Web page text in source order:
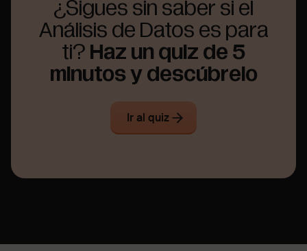
¿Sigues sin saber si el
Análisis de Datos es para
ti? Haz un quiz de 5
minutos y descúbrelo
Ir al quiz